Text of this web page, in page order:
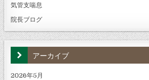
気管支喘息
院長ブログ
アーカイブ
2026年5月